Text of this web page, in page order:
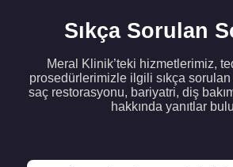
Sıkça Sorulan
Meral Klinik’teki hizmetlerimiz,
prosedürlerimizle ilgili sıkça
saç restorasyonu, bariyatri, diş
hakkında yanıtlar